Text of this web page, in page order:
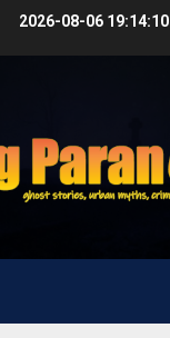
2026-08-06 19:14:11